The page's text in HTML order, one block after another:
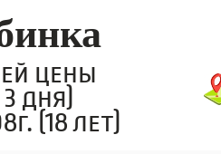
цены
дня)
(18 лет)